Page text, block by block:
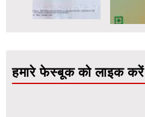
हमारे फेस्बूक को लाइक करें